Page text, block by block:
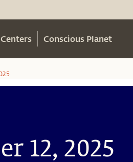
Centers Conscious Planet
12, 2025